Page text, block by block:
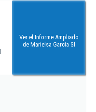
Ver el Informe Ampliado
de Marielsa Garcia Sl